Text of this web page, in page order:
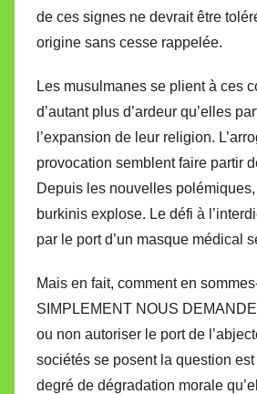
de ces signes ne devrait être
origine sans cesse rappelée.
Les musulmanes se plient à ces
d’autant plus d’ardeur qu’elles
l’expansion de leur religion.
provocation semblent faire partir
Depuis les nouvelles
burkinis explose. Le défi à
par le port d’un masque médical
Mais en fait, comment en
SIMPLEMENT NOUS
ou non autoriser le port de
sociétés se posent la question est
degré de dégradation morale